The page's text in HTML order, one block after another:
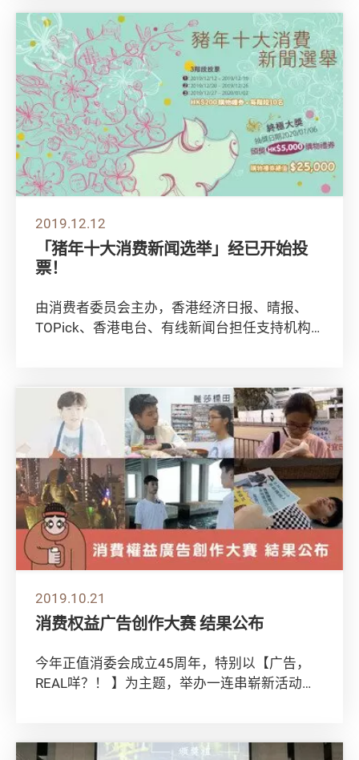
2019.12.12
「猪年十大消费新闻选举」经已开始投
票！
由消费者委员会主办，香港经济日报、晴报、
TOPick、香港电台、有线新闻台担任支持机构
2019.10.21
消费权益广告创作大赛 结果公布
今年正值消委会成立45周年，特别以【广告，
REAL咩？！ 】为主题，举办一连串崭新活动，